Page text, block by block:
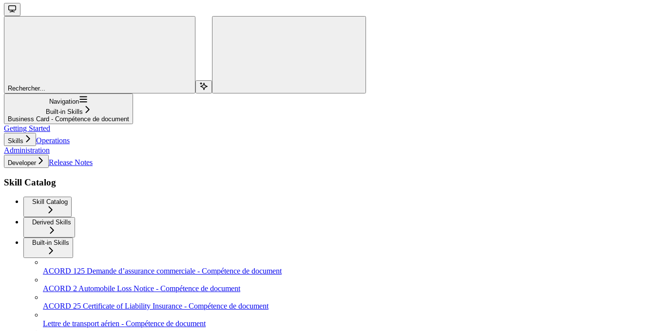
Rechercher...
Navigation
Built-in Skills
Business Card - Compétence de document
Getting Started
Skills
Operations
Administration
Developer Release Notes
Skill Catalog
Skill Catalog
Derived Skills
Built-in Skills
ACORD 125 Demande d’assurance commerciale - Compétence de document
ACORD 2 Automobile Loss Notice - Compétence de document
ACORD 25 Certificate of Liability Insurance - Compétence de document
Lettre de transport aérien - Compétence de document